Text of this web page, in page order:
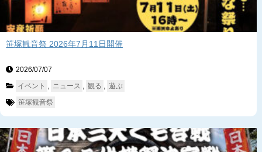
笹塚観音祭 2026年7月11日開催
2026/07/07
イベント
ニュース 観る
遊ぶ
笹塚観音祭